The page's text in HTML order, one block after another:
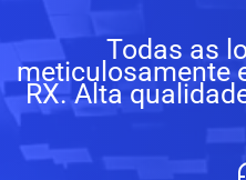
Todas as
meticulosamente
RX. Alta